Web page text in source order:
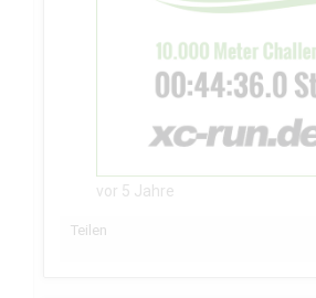
vor 5 Jahre
Teilen